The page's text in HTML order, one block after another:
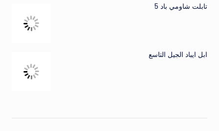
تابلت شاومي باد 5
ابل ايباد الجيل التاسع